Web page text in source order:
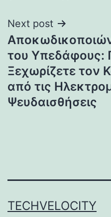
Next post
του Υπεδάφους:
Ξεχωρίζετε τον
από τις
Ψευδαισθήσεις
TECHVELOCITY